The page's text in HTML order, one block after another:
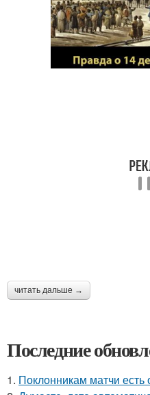
читать дальше →
Последние
1. Поклонникам матчи есть